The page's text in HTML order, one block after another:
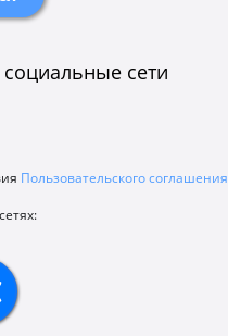
сети
Пользовательского соглашения